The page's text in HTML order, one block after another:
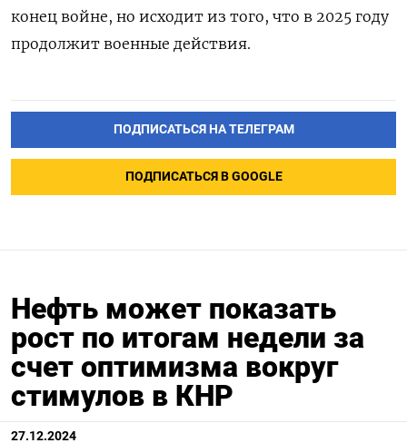
конец войне, но исходит из того, что в 2025 году
продолжит военные действия.
ПОДПИСАТЬСЯ НА ТЕЛЕГРАМ
ПОДПИСАТЬСЯ В GOOGLE
Нефть может показать
рост по итогам недели за
счет оптимизма вокруг
стимулов в КНР
27.12.2024